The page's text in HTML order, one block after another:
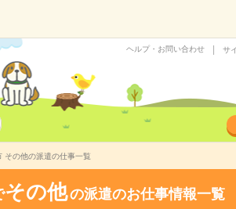
ヘルプ・お問い合わせ サ
その他の派遣の仕事一覧
その他の派遣のお仕事情報一覧